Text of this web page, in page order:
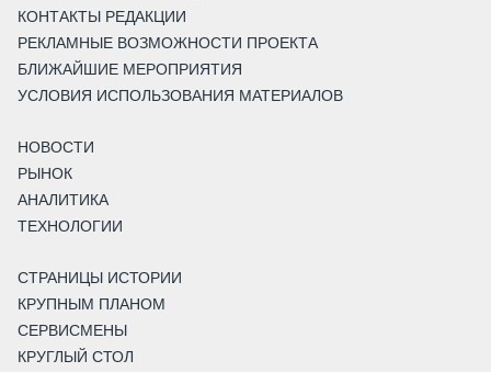
КОНТАКТЫ РЕДАКЦИИ
РЕКЛАМНЫЕ ВОЗМОЖНОСТИ ПРОЕКТА
БЛИЖАЙШИЕ МЕРОПРИЯТИЯ
УСЛОВИЯ ИСПОЛЬЗОВАНИЯ МАТЕРИАЛОВ
НОВОСТИ
РЫНОК
АНАЛИТИКА
ТЕХНОЛОГИИ
СТРАНИЦЫ ИСТОРИИ
КРУПНЫМ ПЛАНОМ
СЕРВИСМЕНЫ
КРУГЛЫЙ СТОЛ